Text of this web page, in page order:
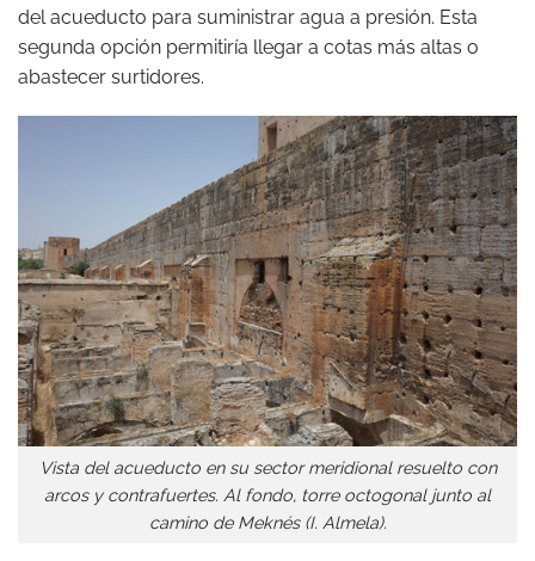
del acueducto para suministrar agua a presión. Esta
segunda opción permitiría llegar a cotas más altas o
abastecer surtidores.
Vista del acueducto en su sector meridional resuelto con
arcos y contrafuertes. Al fondo, torre octogonal junto al
camino de Meknés (I. Almela).